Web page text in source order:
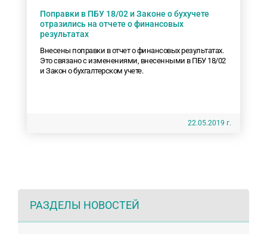
Поправки в ПБУ 18/02 и Законе о бухучете
отразились на отчете о финансовых
результатах
Внесены поправки в отчет о финансовых результатах.
Это связано с изменениями, внесенными в ПБУ 18/02
и Закон о бухгалтерском учете.
22.05.2019 г.
РАЗДЕЛЫ НОВОСТЕЙ